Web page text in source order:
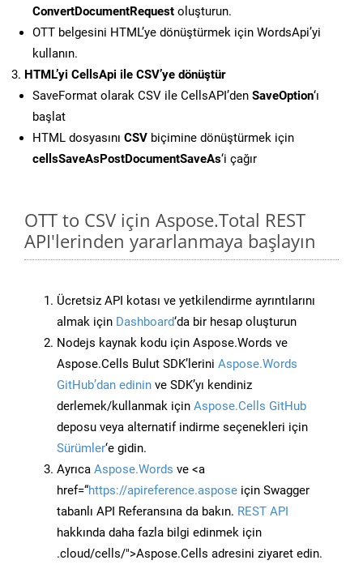
ConvertDocumentRequest oluşturun.
OTT belgesini HTML’ye dönüştürmek için WordsApi’yi
kullanın.
HTML’yi CellsApi ile CSV’ye dönüştür
SaveFormat olarak CSV ile CellsAPI’den SaveOption‘ı
başlat
HTML dosyasını CSV biçimine dönüştürmek için
cellsSaveAsPostDocumentSaveAs‘i çağır
OTT to CSV için Aspose.Total REST
API'lerinden yararlanmaya başlayın
Ücretsiz API kotası ve yetkilendirme ayrıntılarını
almak için Dashboard‘da bir hesap oluşturun
Nodejs kaynak kodu için Aspose.Words ve
Aspose.Cells Bulut SDK’lerini Aspose.Words
GitHub’dan edinin ve SDK’yı kendiniz
derlemek/kullanmak için Aspose.Cells GitHub
deposu veya alternatif indirme seçenekleri için
Sürümler‘e gidin.
Ayrıca Aspose.Words ve <a
href=“https://apireference.aspose için Swagger
tabanlı API Referansına da bakın. REST API
hakkında daha fazla bilgi edinmek için
.cloud/cells/">Aspose.Cells adresini ziyaret edin.